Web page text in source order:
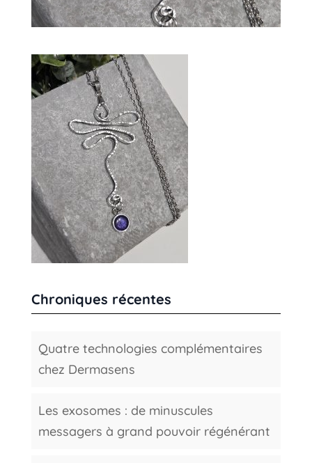
Chroniques récentes
Quatre technologies complémentaires
chez Dermasens
Les exosomes : de minuscules
messagers à grand pouvoir régénérant